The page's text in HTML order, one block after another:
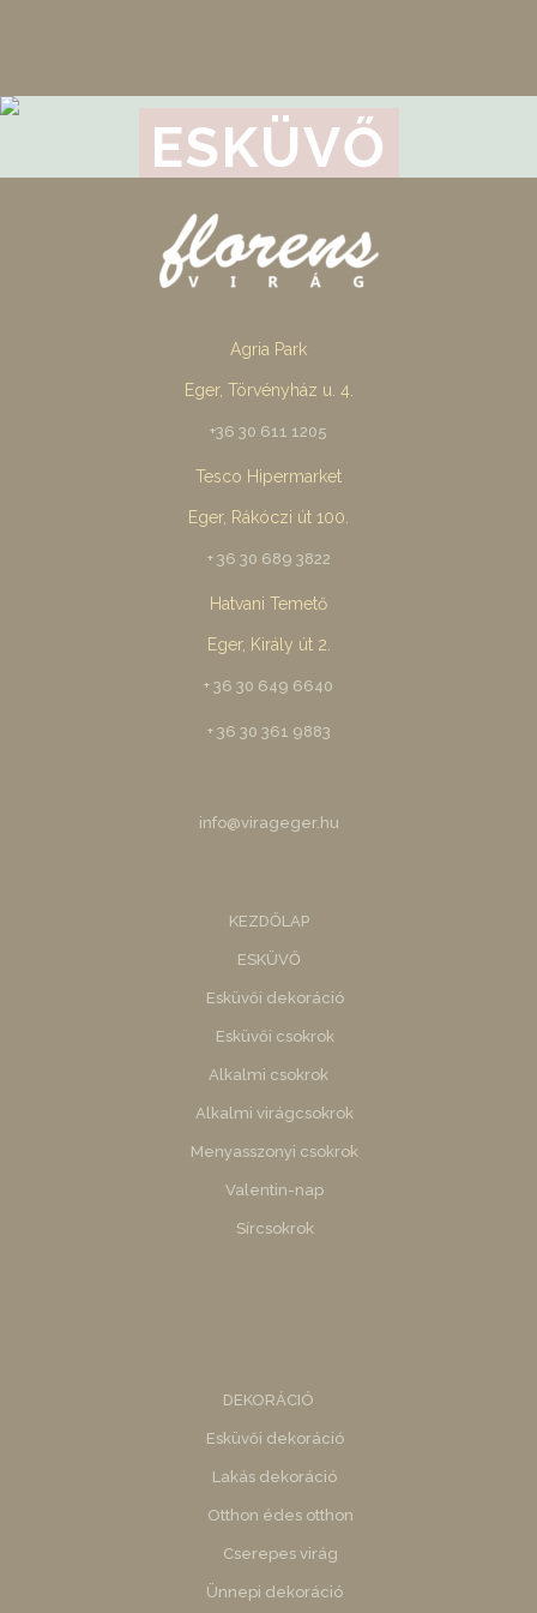
ESKÜVŐ
Agria Park
Eger, Törvényház u. 4.
+36 30 611 1205
Tesco Hipermarket
Eger, Rákóczi út 100.
+ 36 30 689 3822
Hatvani Temető
Eger, Király út 2.
+ 36 30 649 6640
+ 36 30 361 9883
info@virageger.hu
KEZDŐLAP
ESKÜVŐ
Esküvői dekoráció
Esküvői csokrok
Alkalmi csokrok
Alkalmi virágcsokrok
Menyasszonyi csokrok
Valentin-nap
Sírcsokrok
DEKORÁCIÓ
Esküvői dekoráció
Lakás dekoráció
Otthon édes otthon
Cserepes virág
Ünnepi dekoráció